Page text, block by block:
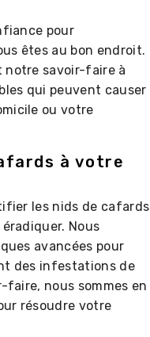
pour
êtes au bon endroit.
notre savoir-faire à
qui peuvent causer
ou votre
à votre
les nids de cafards
Nous
avancées pour
des infestations de
nous sommes en
résoudre votre